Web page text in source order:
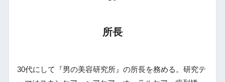
所長
30代にして『男の美容研究所』の所長を務める。研究テ